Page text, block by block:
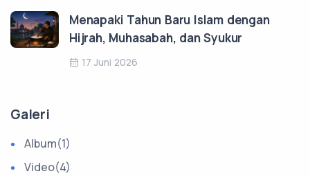
Menapaki Tahun Baru Islam dengan
Hijrah, Muhasabah, dan Syukur
17 Juni 2026
Galeri
Album(1)
Video(4)